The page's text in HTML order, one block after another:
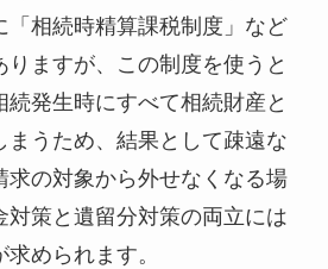
「相続時精算課税制度」など
りますが、この制度を使うと
発生時にすべて相続財産と
まうため、結果として疎遠な
求の対象から外せなくなる場
対策と遺留分対策の両立には
められます。